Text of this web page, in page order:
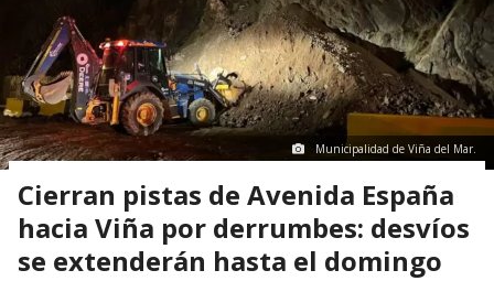
Municipalidad de Viña del Mar.
Cierran pistas de Avenida España
hacia Viña por derrumbes: desvíos
se extenderán hasta el domingo